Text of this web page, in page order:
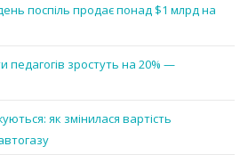
поспіль продає понад $1 млрд на
педагогів зростуть на 20% —
як змінилася вартість